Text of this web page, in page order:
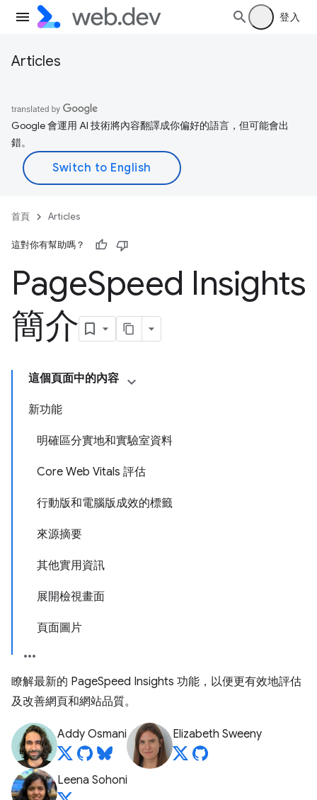
登入
Articles
Google 會運用 AI 技術將內容翻譯成你偏好的語言，但可能會出
錯。
首頁 Articles
這對你有幫助嗎？
PageSpeed Insights
簡介
這個頁面中的內容
新功能
明確區分實地和實驗室資料
Core Web Vitals 評估
行動版和電腦版成效的標籤
來源摘要
其他實用資訊
展開檢視畫面
頁面圖片
瞭解最新的 PageSpeed Insights 功能，以便更有效地評估
及改善網頁和網站品質。
Addy Osmani Elizabeth Sweeny
Leena Sohoni